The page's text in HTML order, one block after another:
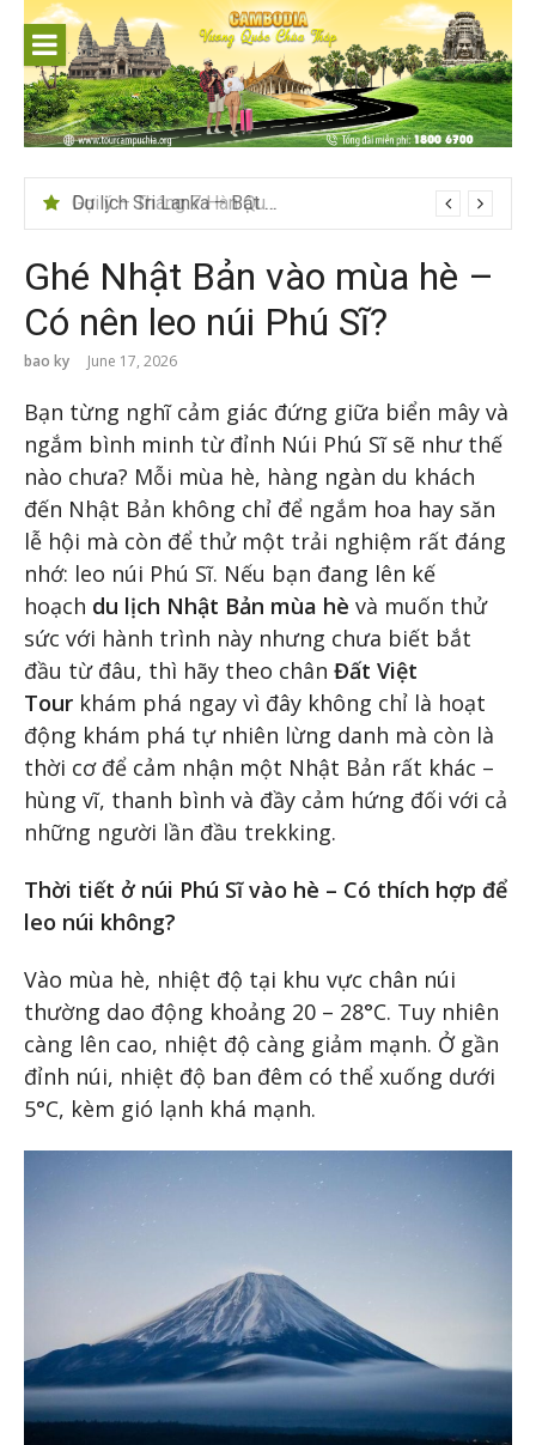
content
Gợi ý – Tháng 7 Hàn Quốc nên đi đâu, mặc gì đẹp?
Ghé Nhật Bản vào mùa hè –
Có nên leo núi Phú Sĩ?
bao ky June 17, 2026
Bạn từng nghĩ cảm giác đứng giữa biển mây và
ngắm bình minh từ đỉnh Núi Phú Sĩ sẽ như thế
nào chưa? Mỗi mùa hè, hàng ngàn du khách
đến Nhật Bản không chỉ để ngắm hoa hay săn
lễ hội mà còn để thử một trải nghiệm rất đáng
nhớ: leo núi Phú Sĩ. Nếu bạn đang lên kế
hoạch du lịch Nhật Bản mùa hè và muốn thử
sức với hành trình này nhưng chưa biết bắt
đầu từ đâu, thì hãy theo chân Đất Việt
Tour khám phá ngay vì đây không chỉ là hoạt
động khám phá tự nhiên lừng danh mà còn là
thời cơ để cảm nhận một Nhật Bản rất khác –
hùng vĩ, thanh bình và đầy cảm hứng đối với cả
những người lần đầu trekking.
Thời tiết ở núi Phú Sĩ vào hè – Có thích hợp để
leo núi không?
Vào mùa hè, nhiệt độ tại khu vực chân núi
thường dao động khoảng 20 – 28°C. Tuy nhiên
càng lên cao, nhiệt độ càng giảm mạnh. Ở gần
đỉnh núi, nhiệt độ ban đêm có thể xuống dưới
5°C, kèm gió lạnh khá mạnh.